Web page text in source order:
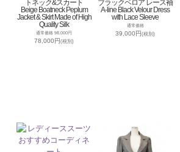
トネック&スカート
Beige Boatneck Peplum
Jacket & Skirt Made of High
Quality Silk
通常価格 98,000円
78,000円(税別)
ブラックベロア レース袖
A-line Black Velour Dress
with Lace Sleeve
通常価格
39,000円(税別)